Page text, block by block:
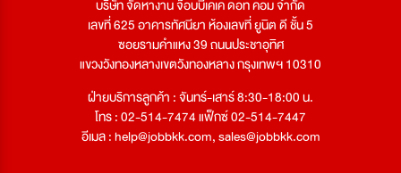
บริษัท จัดหางาน จ๊อบบีเคเค ดอท คอม จำกัด
เลขที่ 625 อาคารทัศนียา ห้องเลขที่ ยูนิต ดี ชั้น 5
ซอยรามคำแหง 39 ถนนประชาอุทิศ
แขวงวังทองหลางเขตวังทองหลาง กรุงเทพฯ 10310
ฝ่ายบริการลูกค้า : จันทร์-เสาร์ 8:30-18:00 น.
โทร : 02-514-7474 แฟ็กซ์ 02-514-7447
อีเมล :help@jobbkk.com,sales@jobbkk.com